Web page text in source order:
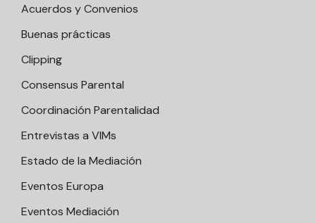
Acuerdos y Convenios
Buenas prácticas
Clipping
Consensus Parental
Coordinación Parentalidad
Entrevistas a VIMs
Estado de la Mediación
Eventos Europa
Eventos Mediación